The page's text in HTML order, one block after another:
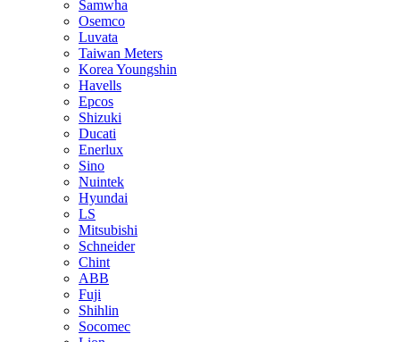
Samwha
Osemco
Luvata
Taiwan Meters
Korea Youngshin
Havells
Epcos
Shizuki
Ducati
Enerlux
Sino
Nuintek
Hyundai
LS
Mitsubishi
Schneider
Chint
ABB
Fuji
Shihlin
Socomec